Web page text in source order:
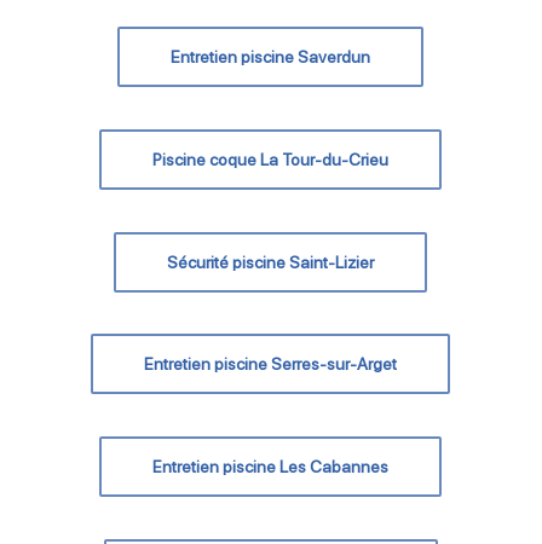
Entretien piscine Saverdun
Piscine coque La Tour-du-Crieu
Sécurité piscine Saint-Lizier
Entretien piscine Serres-sur-Arget
Entretien piscine Les Cabannes